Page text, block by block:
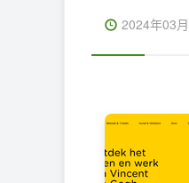
2024年03